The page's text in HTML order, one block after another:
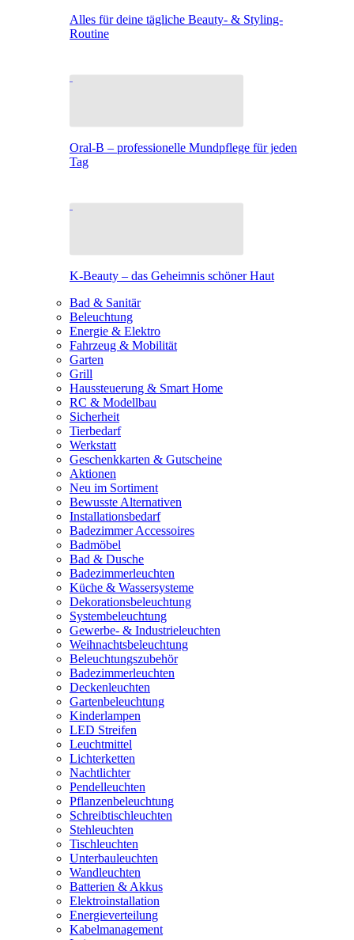
Alles für deine tägliche Beauty- & Styling-
Routine
Oral-B – professionelle Mundpflege für jeden
Tag
K-Beauty – das Geheimnis schöner Haut
Bad & Sanitär
Beleuchtung
Energie & Elektro
Fahrzeug & Mobilität
Garten
Grill
Haussteuerung & Smart Home
RC & Modellbau
Sicherheit
Tierbedarf
Werkstatt
Geschenkkarten & Gutscheine
Aktionen
Neu im Sortiment
Bewusste Alternativen
Installationsbedarf
Badezimmer Accessoires
Badmöbel
Bad & Dusche
Badezimmerleuchten
Küche & Wassersysteme
Dekorationsbeleuchtung
Systembeleuchtung
Gewerbe- & Industrieleuchten
Weihnachtsbeleuchtung
Beleuchtungszubehör
Badezimmerleuchten
Deckenleuchten
Gartenbeleuchtung
Kinderlampen
LED Streifen
Leuchtmittel
Lichterketten
Nachtlichter
Pendelleuchten
Pflanzenbeleuchtung
Schreibtischleuchten
Stehleuchten
Tischleuchten
Unterbauleuchten
Wandleuchten
Batterien & Akkus
Elektroinstallation
Energieverteilung
Kabelmanagement